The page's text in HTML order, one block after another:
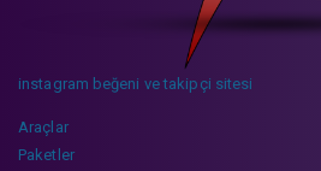
instagram beğeni ve takipçi sitesi
Araçlar
Paketler